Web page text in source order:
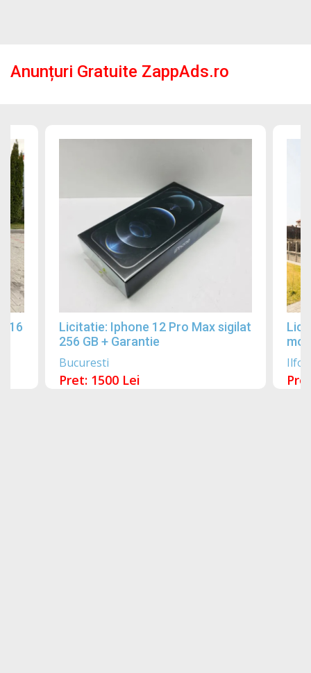
Anunțuri Gratuite ZappAds.ro
Licitatie: Iphone 12 Pro Max sigilat
256 GB + Garantie
Bucuresti
Pret: 1500 Lei
Ilfov